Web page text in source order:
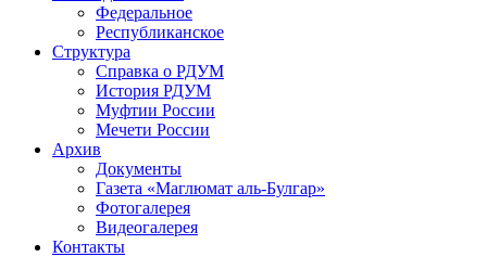
Федеральное
Республиканское
Структура
Справка о РДУМ
История РДУМ
Муфтии России
Мечети России
Архив
Документы
Газета «Маглюмат аль-Булгар»
Фотогалерея
Видеогалерея
Контакты